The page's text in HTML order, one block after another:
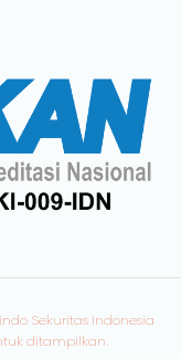
Sekuritas Indonesia
ditampilkan.